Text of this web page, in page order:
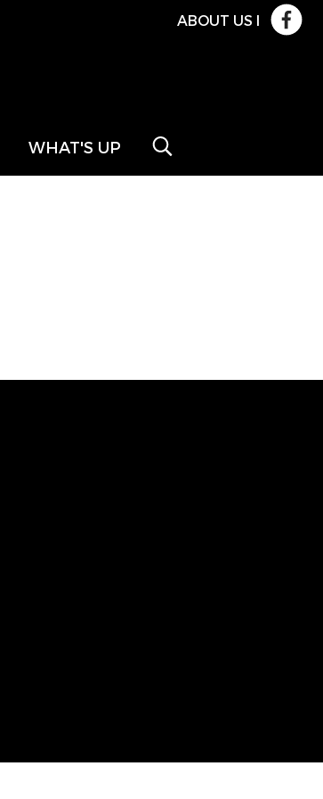
ABOUT US l
WHAT'S UP